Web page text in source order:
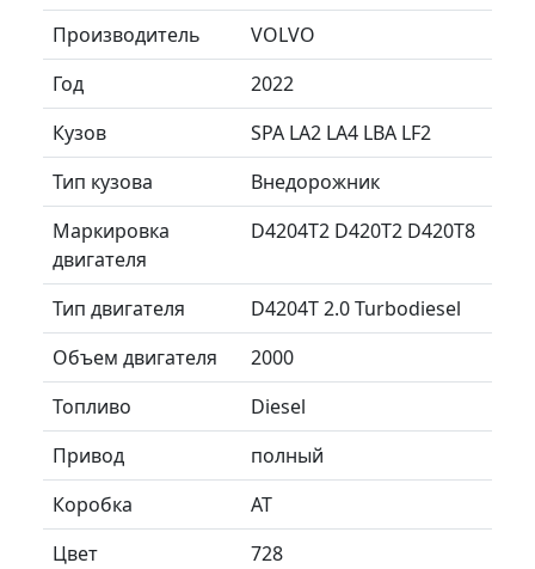
Производитель
VOLVO
Год
2022
Кузов
SPA LA2 LA4 LBA LF2
Тип кузова
Внедорожник
Маркировка
двигателя
D4204T2 D420T2 D420T8
Тип двигателя
D4204T 2.0 Turbodiesel
Объем двигателя
2000
Топливо
Diesel
Привод
полный
Коробка
AT
Цвет
728